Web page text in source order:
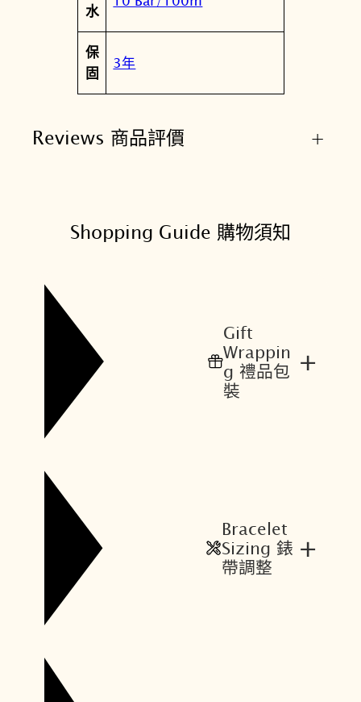
水
保
固
3年
Reviews 商品評價 +
Shopping Guide 購物須知
Gift
Wrappin
g 禮品包
裝
+
Bracelet
Sizing 錶
帶調整
+